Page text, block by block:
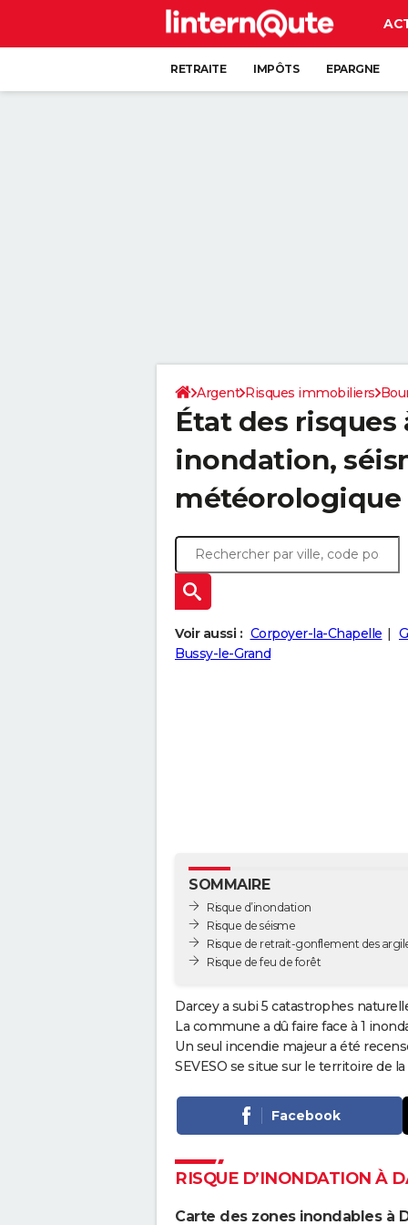
RETRAITE IMPÔTS EPARGNE
Argent Risques immobiliers
État des risques
inondation,
météorologique
Voir aussi : Corpoyer-la-Chapelle
Bussy-le-Grand
SOMMAIRE
Risque d’inondation
Risque de séisme
Risque de retrait-gonflement des
Risque de feu de forêt
Darcey a subi 5 catastrophes
La commune a dû faire face à 1
Un seul incendie majeur a été
SEVESO se situe sur le territoire de la
Facebook
RISQUE D’INONDATION À
Carte des zones inondables à